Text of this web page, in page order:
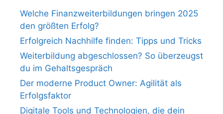
Welche Finanzweiterbildungen bringen 2025
den größten Erfolg?
Erfolgreich Nachhilfe finden: Tipps und Tricks
Weiterbildung abgeschlossen? So überzeugst
du im Gehaltsgespräch
Der moderne Product Owner: Agilität als
Erfolgsfaktor
Digitale Tools und Technologien, die dein